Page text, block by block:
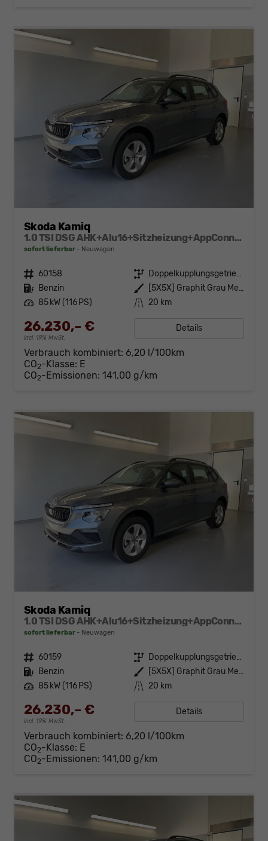
Skoda Kamiq
1.0 TSI DSG AHK+Alu16+Sitzheizung+AppConnect+GV5+LED+Nebel+Klima
sofort lieferbar Neuwagen
Fahrzeugnr. 60158 Getriebe
Doppelkupplungsgetriebe (DSG)
Kraftstoff Benzin Außenfarbe
[5X5X] Graphit Grau Metallic
Leistung 85 kW (116 PS) Kilometerstand 20 km
26.230,– €
incl. 19% MwSt.
Details
Verbrauch kombiniert: 6,20 l/100km
CO2-Klasse: E
CO2-Emissionen: 141,00 g/km
Skoda Kamiq
1.0 TSI DSG AHK+Alu16+Sitzheizung+AppConnect+GV5+LED+Nebel+Klima
sofort lieferbar Neuwagen
Fahrzeugnr. 60159 Getriebe
Doppelkupplungsgetriebe (DSG)
Kraftstoff Benzin Außenfarbe
[5X5X] Graphit Grau Metallic
Leistung 85 kW (116 PS) Kilometerstand 20 km
26.230,– €
incl. 19% MwSt.
Details
Verbrauch kombiniert: 6,20 l/100km
CO2-Klasse: E
CO2-Emissionen: 141,00 g/km